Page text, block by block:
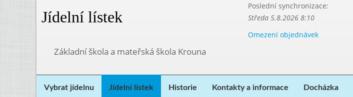
Jídelní lístek
Poslední synchronizace:
Středa 5.8.2026 8:10
Omezení objednávek
Základní škola a mateřská škola Krouna
Vybrat jídelnu Jídelní lístek Historie Kontakty a informace Docházka